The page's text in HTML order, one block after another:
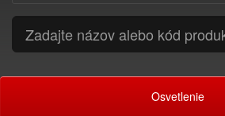
Osvetlenie